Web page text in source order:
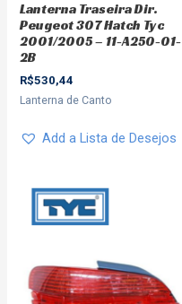
Lanterna Traseira Dir.
Peugeot 307 Hatch Tyc
2001/2005 – 11-A250-01-
2B
R$530,44
Lanterna de Canto
Add a Lista de Desejos